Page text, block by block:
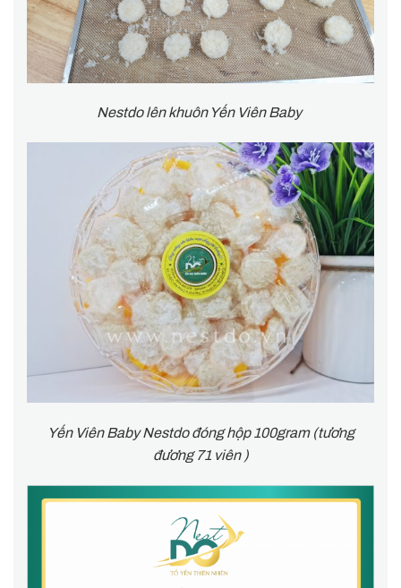
Nestdo lên khuôn Yến Viên Baby
Yến Viên Baby Nestdo đóng hộp 100gram (tương
đương 71 viên )